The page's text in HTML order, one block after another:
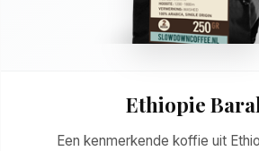
Ethiopie
Een kenmerkende koffie uit